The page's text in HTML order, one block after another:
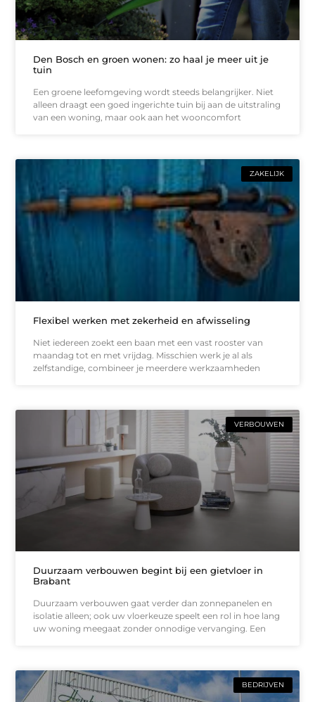
Den Bosch en groen wonen: zo haal je meer uit je
tuin
Een groene leefomgeving wordt steeds belangrijker. Niet
alleen draagt een goed ingerichte tuin bij aan de uitstraling
van een woning, maar ook aan het wooncomfort
ZAKELIJK
Flexibel werken met zekerheid en afwisseling
Niet iedereen zoekt een baan met een vast rooster van
maandag tot en met vrijdag. Misschien werk je al als
zelfstandige, combineer je meerdere werkzaamheden
VERBOUWEN
Duurzaam verbouwen begint bij een gietvloer in
Brabant
Duurzaam verbouwen gaat verder dan zonnepanelen en
isolatie alleen; ook uw vloerkeuze speelt een rol in hoe lang
uw woning meegaat zonder onnodige vervanging. Een
BEDRIJVEN